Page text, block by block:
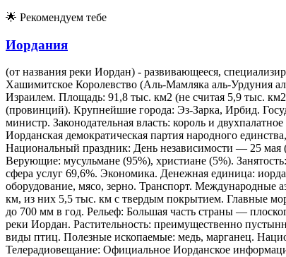
🌟 Рекомендуем тебе
Иордания
(от названия реки Иордан) - развивающееся,
Хашимитское Королевство (Аль-Мамляка аль-Урдуния
Израилем. Площадь: 91,8 тыс. км2 (не считая 5,9 тыс.
(провинций). Крупнейшие города: Эз-Зарка, Ирбид.
министр. Законодательная власть: король и
Иорданская демократическая партия народного
Национальный праздник: День независимости — 25 мая
Верующие: мусульмане (95%), христиане (5%).
сфера услуг 69,6%. Экономика. Денежная единица:
оборудование, мясо, зерно. Транспорт.
км, из них 5,5 тыс. км с твердым покрытием. Главные
до 700 мм в год. Рельеф: Большая часть страны —
реки Иордан. Растительность: преимущественно
виды птиц. Полезные ископаемые: медь, марганец.
Телерадиовещание: Официальное Иорданское